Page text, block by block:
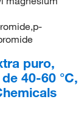
puro,
40-60 °C,